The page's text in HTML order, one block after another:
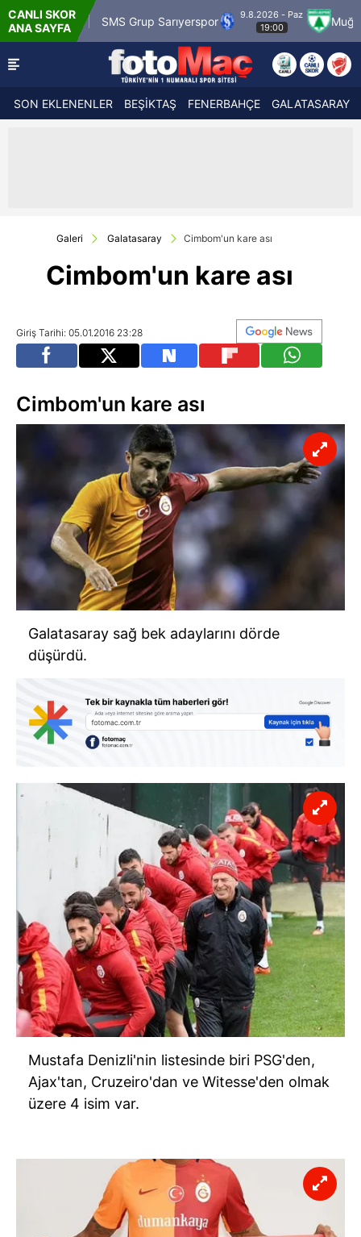
CANLI SKOR
ANA SAYFASMS Grup Sarıyerspor
9.8.2026 - Paz
19:00
Muğlaspor
SON EKLENENLER BEŞİKTAŞ FENERBAHÇE GALATASARAY
Galeri Galatasaray Cimbom'un kare ası
Cimbom'un kare ası
Giriş Tarihi: 05.01.2016 23:28
Cimbom'un kare ası
Galatasaray sağ bek adaylarını dörde
düşürdü.
Mustafa Denizli'nin listesinde biri PSG'den,
Ajax'tan, Cruzeiro'dan ve Witesse'den olmak
üzere 4 isim var.